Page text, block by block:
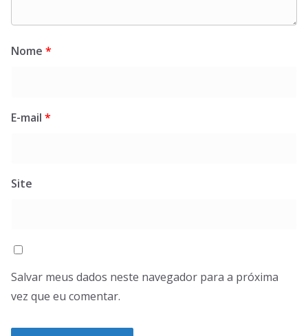
Nome *
E-mail *
Site
Salvar meus dados neste navegador para a próxima
vez que eu comentar.